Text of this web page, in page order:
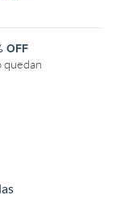
OFF
quedan